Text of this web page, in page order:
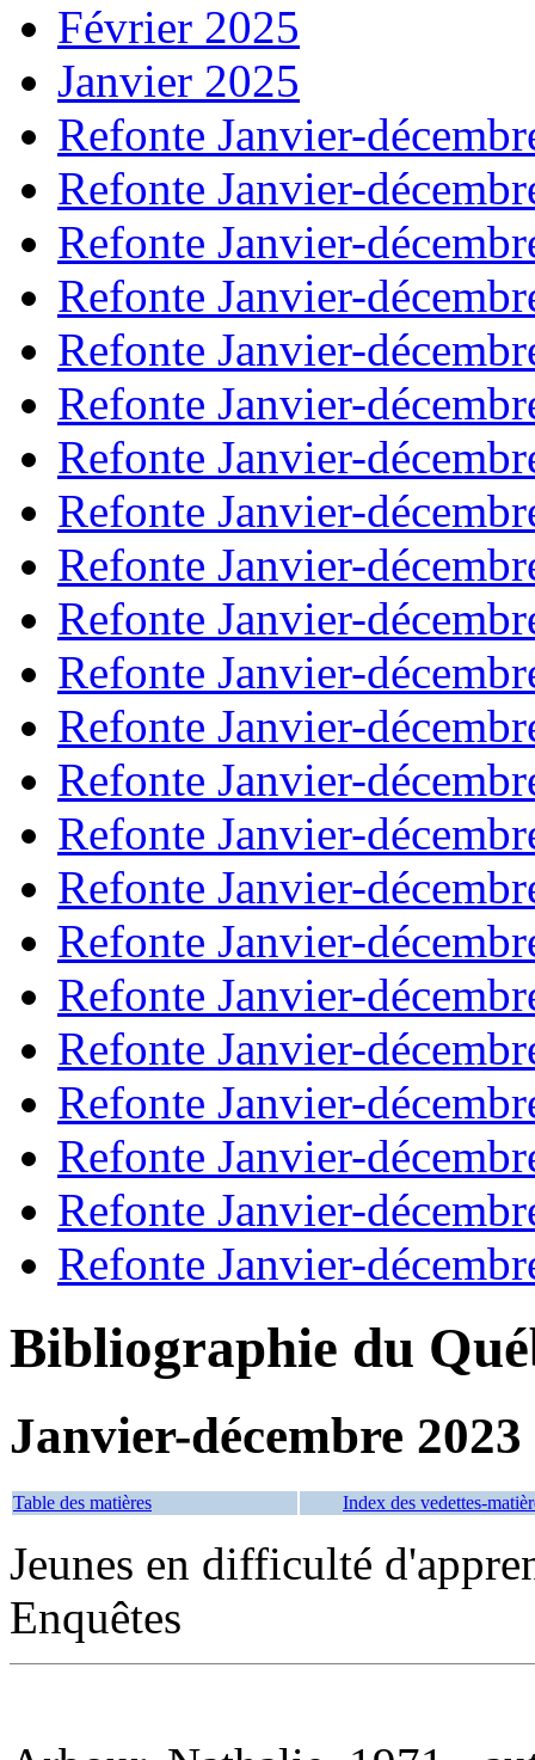
Février 2025
Janvier 2025
Refonte Janvier-
Refonte Janvier-
Refonte Janvier-
Refonte Janvier-
Refonte Janvier-
Refonte Janvier-
Refonte Janvier-
Refonte Janvier-
Refonte Janvier-
Refonte Janvier-
Refonte Janvier-
Refonte Janvier-
Refonte Janvier-
Refonte Janvier-
Refonte Janvier-
Refonte Janvier-
Refonte Janvier-
Refonte Janvier-
Refonte Janvier-
Refonte Janvier-
Refonte Janvier-
Refonte Janvier-
Bibliographie du
Janvier-décembre 2023
Table des matières Index des vedettes-
Jeunes en difficulté
Enquêtes